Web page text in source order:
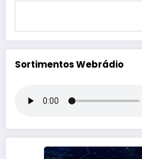
Sortimentos Webrádio